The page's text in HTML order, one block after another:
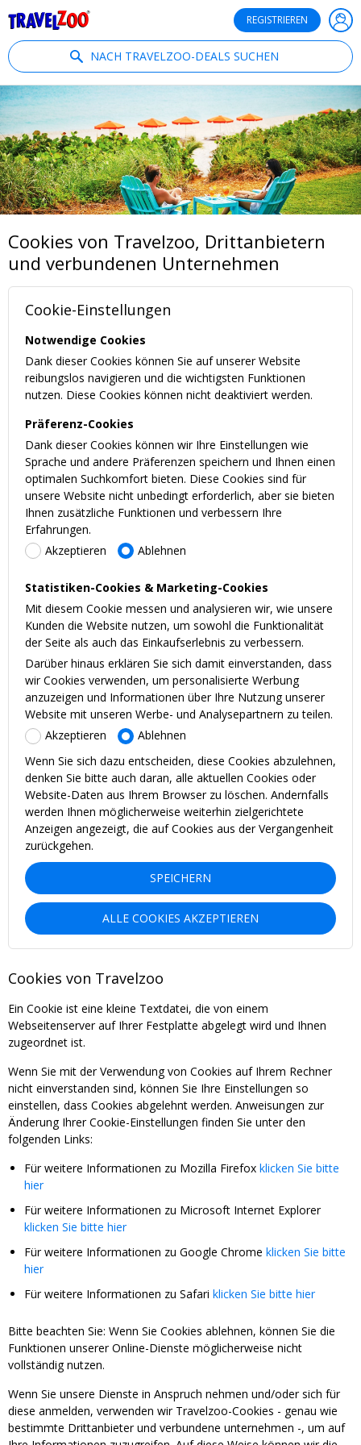
REGISTRIEREN
NACH TRAVELZOO-DEALS SUCHEN
Cookies von Travelzoo, Drittanbietern
und verbundenen Unternehmen
Cookie-Einstellungen
Notwendige Cookies
Dank dieser Cookies können Sie auf unserer Website
reibungslos navigieren und die wichtigsten Funktionen
nutzen. Diese Cookies können nicht deaktiviert werden.
Präferenz-Cookies
Dank dieser Cookies können wir Ihre Einstellungen wie
Sprache und andere Präferenzen speichern und Ihnen einen
optimalen Suchkomfort bieten. Diese Cookies sind für
unsere Website nicht unbedingt erforderlich, aber sie bieten
Ihnen zusätzliche Funktionen und verbessern Ihre
Erfahrungen.
Akzeptieren
Ablehnen
Statistiken-Cookies & Marketing-Cookies
Mit diesem Cookie messen und analysieren wir, wie unsere
Kunden die Website nutzen, um sowohl die Funktionalität
der Seite als auch das Einkaufserlebnis zu verbessern.
Darüber hinaus erklären Sie sich damit einverstanden, dass
wir Cookies verwenden, um personalisierte Werbung
anzuzeigen und Informationen über Ihre Nutzung unserer
Website mit unseren Werbe- und Analysepartnern zu teilen.
Akzeptieren
Ablehnen
Wenn Sie sich dazu entscheiden, diese Cookies abzulehnen,
denken Sie bitte auch daran, alle aktuellen Cookies oder
Website-Daten aus Ihrem Browser zu löschen. Andernfalls
werden Ihnen möglicherweise weiterhin zielgerichtete
Anzeigen angezeigt, die auf Cookies aus der Vergangenheit
zurückgehen.
SPEICHERN
ALLE COOKIES AKZEPTIEREN
Cookies von Travelzoo
Ein Cookie ist eine kleine Textdatei, die von einem
Webseitenserver auf Ihrer Festplatte abgelegt wird und Ihnen
zugeordnet ist.
Wenn Sie mit der Verwendung von Cookies auf Ihrem Rechner
nicht einverstanden sind, können Sie Ihre Einstellungen so
einstellen, dass Cookies abgelehnt werden. Anweisungen zur
Änderung Ihrer Cookie-Einstellungen finden Sie unter den
folgenden Links:
Für weitere Informationen zu Mozilla Firefox klicken Sie bitte
hier
Für weitere Informationen zu Microsoft Internet Explorer
klicken Sie bitte hier
Für weitere Informationen zu Google Chrome klicken Sie bitte
hier
Für weitere Informationen zu Safari klicken Sie bitte hier
Bitte beachten Sie: Wenn Sie Cookies ablehnen, können Sie die
Funktionen unserer Online-Dienste möglicherweise nicht
vollständig nutzen.
Wenn Sie unsere Dienste in Anspruch nehmen und/oder sich für
diese anmelden, verwenden wir Travelzoo-Cookies - genau wie
bestimmte Drittanbieter und verbundene unternehmen -, um auf